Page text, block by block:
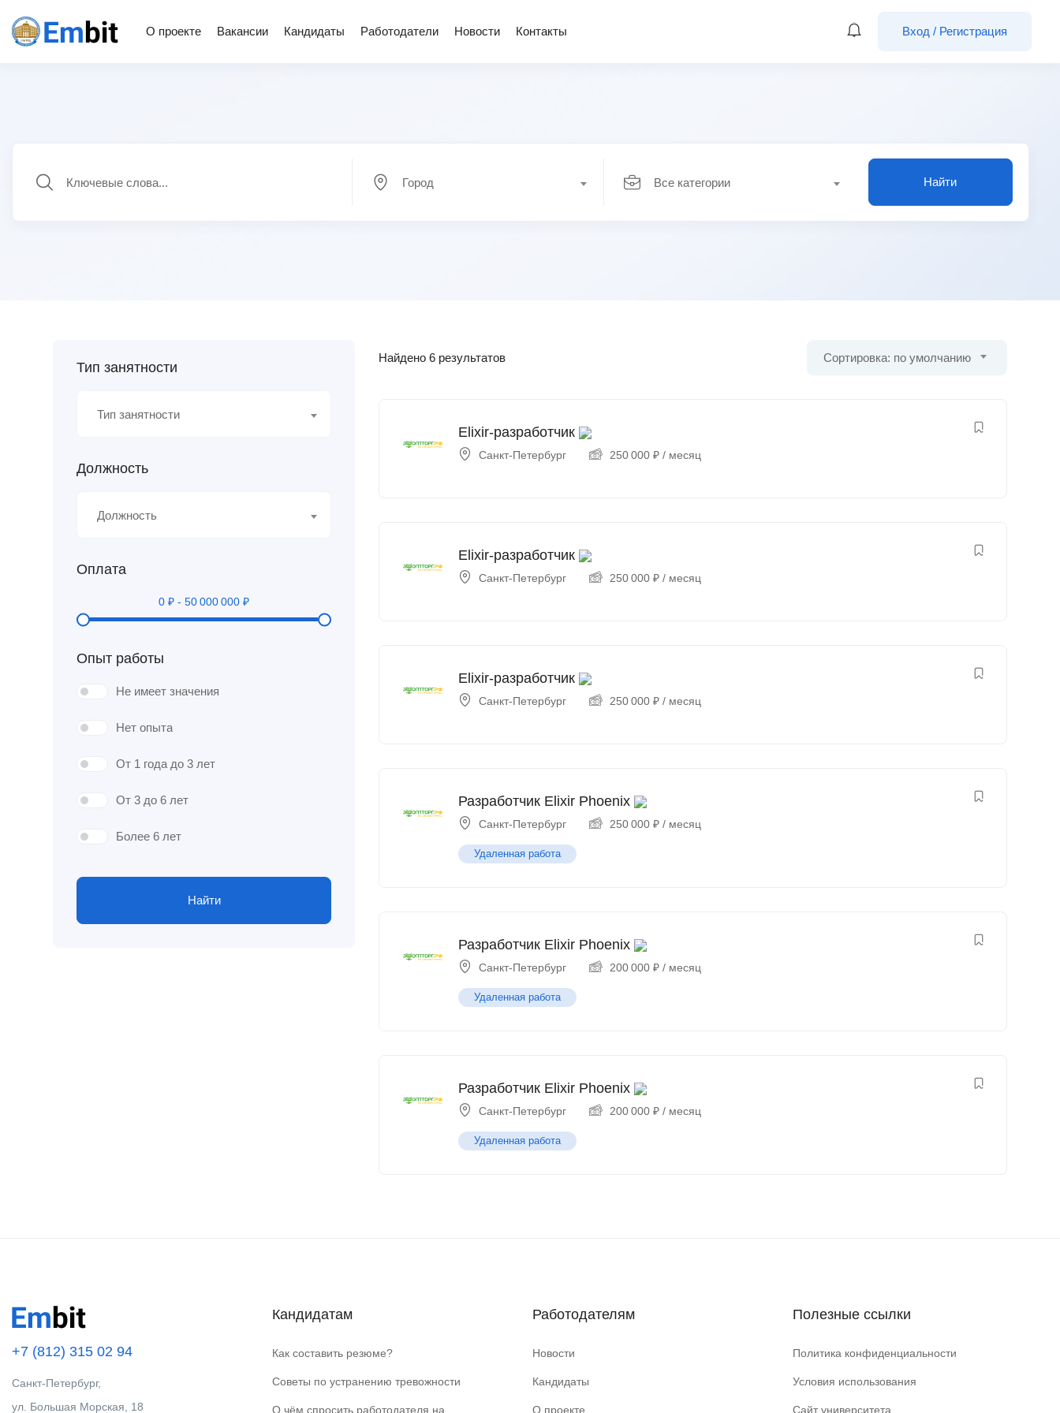
О проекте Вакансии Кандидаты Работодатели Новости Контакты Вход / Регистрация
Город Все категории Найти
Тип занятности
Тип занятности
Должность
Должность
Оплата
0 ₽ - 50 000 000 ₽
Опыт работы
Не имеет значения
Нет опыта
От 1 года до 3 лет
От 3 до 6 лет
Более 6 лет
Найти
Найдено 6 результатов Сортировка: по умолчанию
Elixir-разработчик
Санкт-Петербург 250 000 ₽ / месяц
Elixir-разработчик
Санкт-Петербург 250 000 ₽ / месяц
Elixir-разработчик
Санкт-Петербург 250 000 ₽ / месяц
Разработчик Elixir Phoenix
Санкт-Петербург 250 000 ₽ / месяц
Удаленная работа
Разработчик Elixir Phoenix
Санкт-Петербург 200 000 ₽ / месяц
Удаленная работа
Разработчик Elixir Phoenix
Санкт-Петербург 200 000 ₽ / месяц
Удаленная работа
+7 (812) 315 02 94
Санкт-Петербург,
ул. Большая Морская, 18
Кандидатам
Как составить резюме?
Советы по устранению тревожности
О чём спросить работодателя на
Работодателям
Новости
Кандидаты
О проекте
Полезные ссылки
Политика конфиденциальности
Условия использования
Сайт университета